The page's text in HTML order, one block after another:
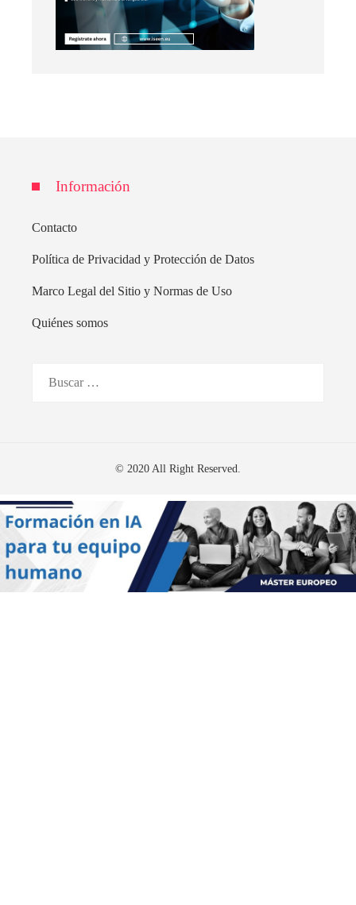
Información
Contacto
Política de Privacidad y Protección de Datos
Marco Legal del Sitio y Normas de Uso
Quiénes somos
© 2020 All Right Reserved.